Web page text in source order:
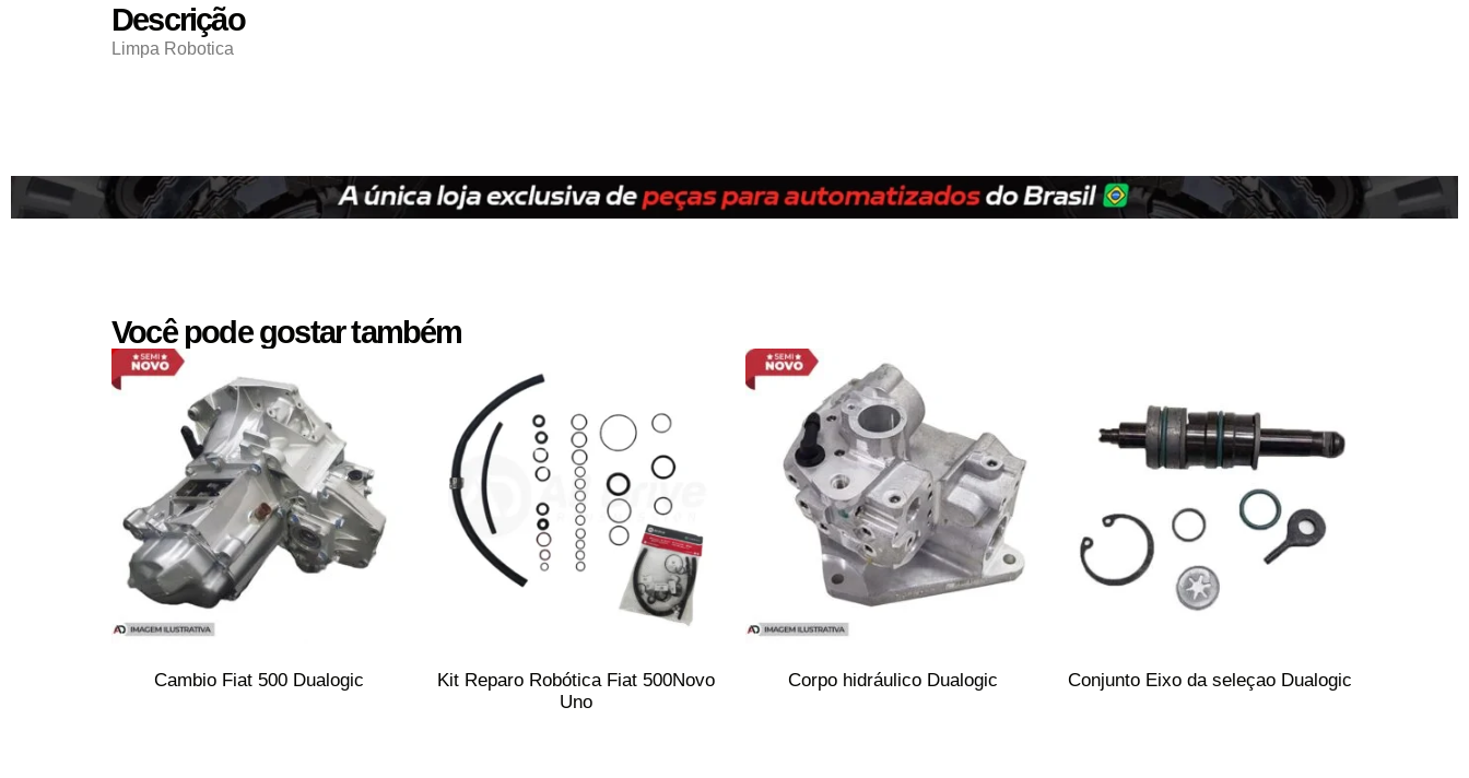
Descrição
Limpa Robotica
Você pode gostar também
Cambio Fiat 500 Dualogic
Kit Reparo Robótica Fiat 500Novo
Uno
Corpo hidráulico Dualogic Conjunto Eixo da seleçao Dualogic